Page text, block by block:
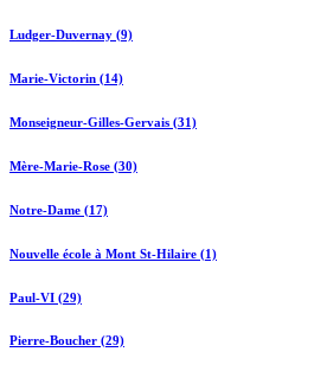
Ludger-Duvernay (9)
Marie-Victorin (14)
Monseigneur-Gilles-Gervais (31)
Mère-Marie-Rose (30)
Notre-Dame (17)
Nouvelle école à Mont St-Hilaire (1)
Paul-VI (29)
Pierre-Boucher (29)